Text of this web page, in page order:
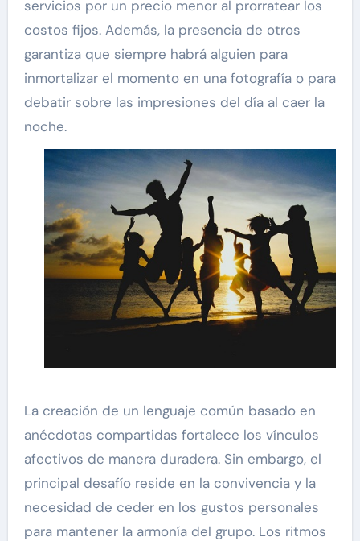
servicios por un precio menor al prorratear los
costos fijos. Además, la presencia de otros
garantiza que siempre habrá alguien para
inmortalizar el momento en una fotografía o para
debatir sobre las impresiones del día al caer la
noche.
La creación de un lenguaje común basado en
anécdotas compartidas fortalece los vínculos
afectivos de manera duradera. Sin embargo, el
principal desafío reside en la convivencia y la
necesidad de ceder en los gustos personales
para mantener la armonía del grupo. Los ritmos